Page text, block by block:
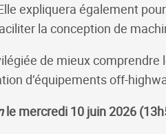
expliquera également
la conception de
de mieux
d’équipements off-
le mercredi 10 juin 2026